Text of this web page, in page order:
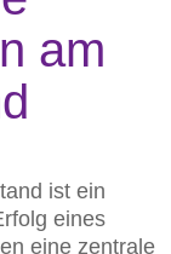
am
ist ein
eines
eine zentrale